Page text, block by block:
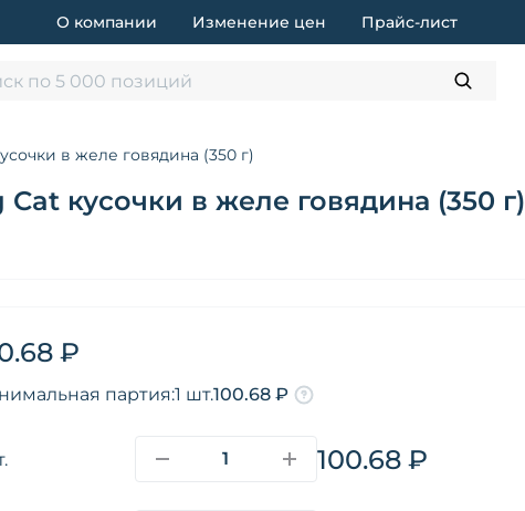
О компании Изменение цен Прайс-лист
по 5 000 позиций
в желе говядина (350 г)
кусочки в желе говядина (350 г)
₽
партия:1 шт.100.68 ₽
100.68 ₽